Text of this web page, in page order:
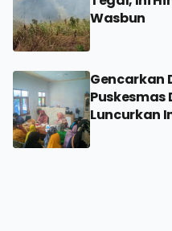
Wasbun
Gencarkan
Puskesmas
Luncurkan